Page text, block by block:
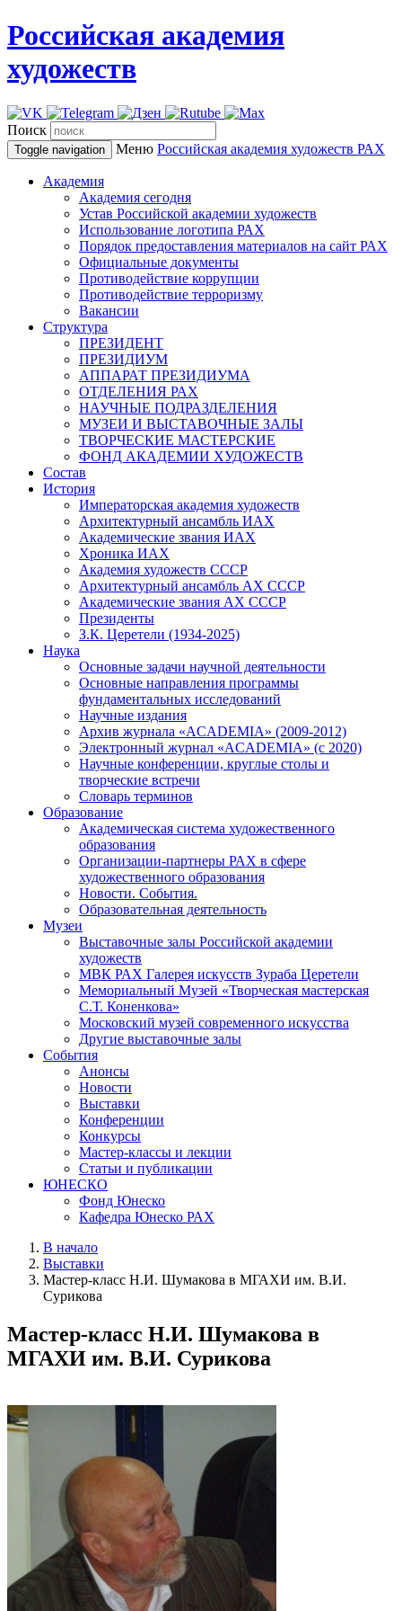
Российская академия
художеств
Поиск
Toggle navigation Меню Российская академия художеств РАХ
Академия
Академия сегодня
Устав Российской академии художеств
Использование логотипа РАХ
Порядок предоставления материалов на сайт РАХ
Официальные документы
Противодействие коррупции
Противодействие терроризму
Вакансии
Структура
ПРЕЗИДЕНТ
ПРЕЗИДИУМ
АППАРАТ ПРЕЗИДИУМА
ОТДЕЛЕНИЯ РАХ
НАУЧНЫЕ ПОДРАЗДЕЛЕНИЯ
МУЗЕИ И ВЫСТАВОЧНЫЕ ЗАЛЫ
ТВОРЧЕСКИЕ МАСТЕРСКИЕ
ФОНД АКАДЕМИИ ХУДОЖЕСТВ
Состав
История
Императорская академия художеств
Архитектурный ансамбль ИАХ
Академические звания ИАХ
Хроника ИАХ
Академия художеств СССР
Архитектурный ансамбль АХ СССР
Академические звания АХ СССР
Президенты
З.К. Церетели (1934-2025)
Наука
Основные задачи научной деятельности
Основные направления программы
фундаментальных исследований
Научные издания
Архив журнала «ACADEMIA» (2009-2012)
Электронный журнал «ACADEMIA» (с 2020)
Научные конференции, круглые столы и
творческие встречи
Словарь терминов
Образование
Академическая система художественного
образования
Организации-партнеры РАХ в сфере
художественного образования
Новости. События.
Образовательная деятельность
Музеи
Выставочные залы Российской академии
художеств
МВК РАХ Галерея искусств Зураба Церетели
Мемориальный Музей «Творческая мастерская
С.Т. Коненкова»
Московский музей современного искусства
Другие выставочные залы
События
Анонсы
Новости
Выставки
Конференции
Конкурсы
Мастер-классы и лекции
Статьи и публикации
ЮНЕСКО
Фонд Юнеско
Кафедра Юнеско РАХ
В начало
Выставки
Мастер-класс Н.И. Шумакова в МГАХИ им. В.И.
Сурикова
Мастер-класс Н.И. Шумакова в
МГАХИ им. В.И. Сурикова